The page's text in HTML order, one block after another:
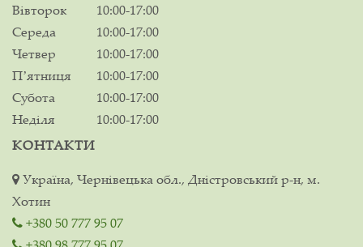
Вівторок
10:00-17:00
Середа
10:00-17:00
Четвер
10:00-17:00
Пʼятниця
10:00-17:00
Субота
10:00-17:00
Неділя
10:00-17:00
КОНТАКТИ
Україна, Чернівецька обл., Дністровський р-н, м.
Хотин
+380 50 777 95 07